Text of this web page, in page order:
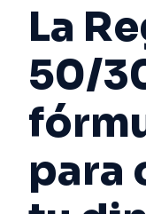
La
50/
para